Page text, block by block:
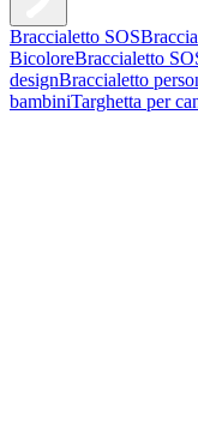
Braccialetto SOS
BicoloreBraccialetto
designBraccialetto
bambiniTarghetta per